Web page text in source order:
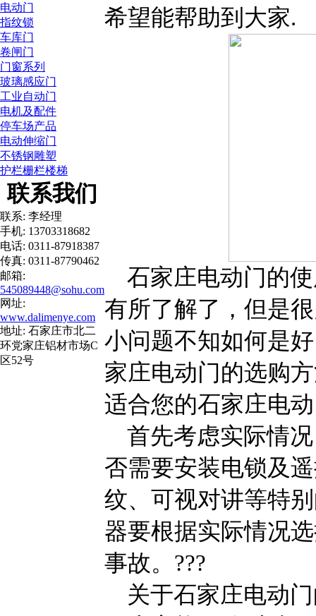
电动门
指纹锁
车库门
卷闸门
门窗系列
玻璃感应门
工业自动门
电机及配件
停车场产品
电动伸缩门
不锈钢雕塑
护栏栅栏楼梯
联系我们
联系: 李经理
手机: 13703318682
电话: 0311-87918387
传真: 0311-87790462
邮箱:
545089448@sohu.com
网址:
www.dalimenye.com
地址: 石家庄市北二
环党家庄铝材市场C
区52号
希望能帮助到大家.
石家庄电动门的
有所了解了，但是
小问题不知如何是
家庄电动门的选购
适合您的石家庄电
首先考虑实际情
否需要安装电锁及
纹、可视对讲等特
器要根据实际情况
事故。???
关于石家庄电动